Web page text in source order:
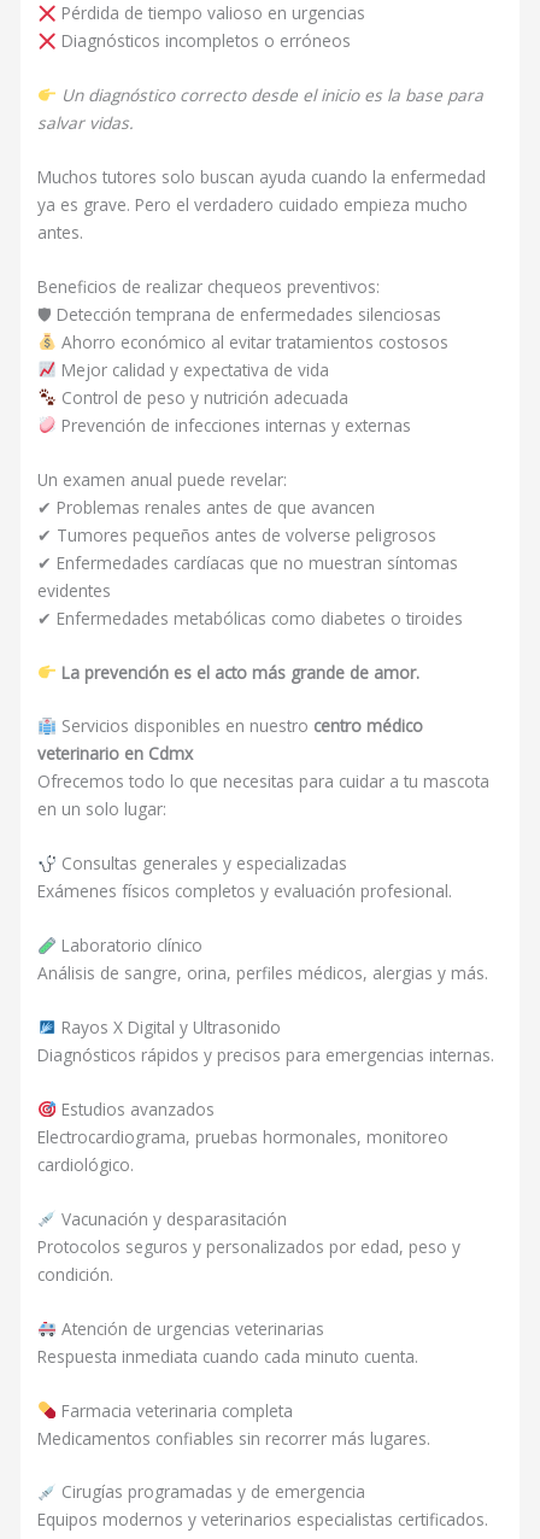
Pérdida de tiempo valioso en urgencias
Diagnósticos incompletos o erróneos
Un diagnóstico correcto desde el inicio es la base para
salvar vidas.
Muchos tutores solo buscan ayuda cuando la enfermedad
ya es grave. Pero el verdadero cuidado empieza mucho
antes.
Beneficios de realizar chequeos preventivos:
🛡 Detección temprana de enfermedades silenciosas
Ahorro económico al evitar tratamientos costosos
Mejor calidad y expectativa de vida
Control de peso y nutrición adecuada
Prevención de infecciones internas y externas
Un examen anual puede revelar:
✔ Problemas renales antes de que avancen
✔ Tumores pequeños antes de volverse peligrosos
✔ Enfermedades cardíacas que no muestran síntomas
evidentes
✔ Enfermedades metabólicas como diabetes o tiroides
La prevención es el acto más grande de amor.
Servicios disponibles en nuestro centro médico
veterinario en Cdmx
Ofrecemos todo lo que necesitas para cuidar a tu mascota
en un solo lugar:
Consultas generales y especializadas
Exámenes físicos completos y evaluación profesional.
Laboratorio clínico
Análisis de sangre, orina, perfiles médicos, alergias y más.
Rayos X Digital y Ultrasonido
Diagnósticos rápidos y precisos para emergencias internas.
Estudios avanzados
Electrocardiograma, pruebas hormonales, monitoreo
cardiológico.
Vacunación y desparasitación
Protocolos seguros y personalizados por edad, peso y
condición.
Atención de urgencias veterinarias
Respuesta inmediata cuando cada minuto cuenta.
Farmacia veterinaria completa
Medicamentos confiables sin recorrer más lugares.
Cirugías programadas y de emergencia
Equipos modernos y veterinarios especialistas certificados.